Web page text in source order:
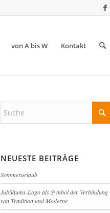
von A bis W Kontakt
NEUESTE BEITRÄGE
Sommerurlaub
Jubiläums-Logo als Symbol der Verbindung
von Tradition und Moderne